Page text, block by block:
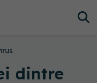
dintre